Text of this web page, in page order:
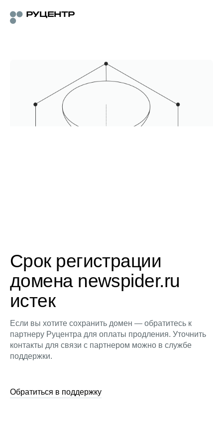
Срок регистрации
домена newspider.ru
истек
Если вы хотите сохранить домен — обратитесь к
партнеру Руцентра для оплаты продления. Уточнить
контакты для связи с партнером можно в службе
поддержки.
Обратиться в поддержку